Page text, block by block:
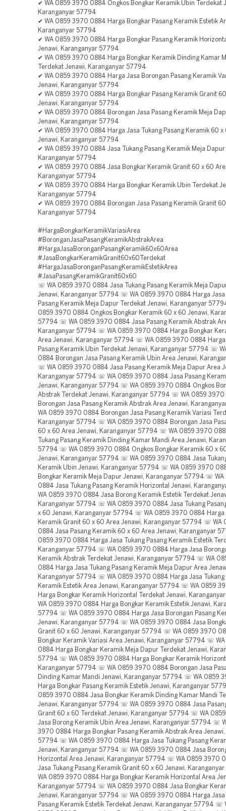
✔ WA 0859 3970 0884 Ongkos Bongkar Keramik Ubin Terdekat
Karanganyar 57794
✔ WA 0859 3970 0884 Harga Bongkar Pasang Keramik Estetik
Karanganyar 57794
✔ WA 0859 3970 0884 Harga Bongkar Pasang Keramik
Jenawi, Karanganyar 57794
✔ WA 0859 3970 0884 Harga Bongkar Keramik Dinding Kamar
Terdekat Jenawi, Karanganyar 57794
✔ WA 0859 3970 0884 Harga Jasa Borongan Pasang Keramik
Jenawi, Karanganyar 57794
✔ WA 0859 3970 0884 Harga Bongkar Pasang Keramik Granit
Jenawi, Karanganyar 57794
✔ WA 0859 3970 0884 Borongan Jasa Pasang Keramik Meja
Jenawi, Karanganyar 57794
✔ WA 0859 3970 0884 Harga Jasa Tukang Pasang Keramik 60 x
Jenawi, Karanganyar 57794
✔ WA 0859 3970 0884 Jasa Tukang Pasang Keramik Meja Dapur
Karanganyar 57794
✔ WA 0859 3970 0884 Jasa Bongkar Keramik Granit 60 x 60
Karanganyar 57794
✔ WA 0859 3970 0884 Harga Bongkar Keramik Ubin Terdekat
Karanganyar 57794
✔ WA 0859 3970 0884 Borongan Jasa Pasang Keramik Granit
Karanganyar 57794
#HargaBongkarKeramikVariasiArea
#BoronganJasaPasangKeramikAbstrakArea
#HargaJasaBoronganPasangKeramik60x60Area
#JasaBongkarKeramikGranit60x60Terdekat
#HargaJasaBoronganPasangKeramikEstetikArea
#JasaPasangKeramikGranit60x60
☏ WA 0859 3970 0884 Jasa Tukang Pasang Keramik Meja
Jenawi, Karanganyar 57794 ☏ WA 0859 3970 0884 Harga Jasa
Pasang Keramik Meja Dapur Terdekat Jenawi, Karanganyar
0859 3970 0884 Ongkos Bongkar Keramik 60 x 60 Jenawi,
57794 ☏ WA 0859 3970 0884 Jasa Pasang Keramik Abstrak
Karanganyar 57794 ☏ WA 0859 3970 0884 Harga Bongkar
Area Jenawi, Karanganyar 57794 ☏ WA 0859 3970 0884 Harga
Pasang Keramik Ubin Terdekat Jenawi, Karanganyar 57794 ☏
0884 Borongan Jasa Pasang Keramik Ubin Area Jenawi,
☏ WA 0859 3970 0884 Jasa Pasang Keramik Meja Dapur Area
Karanganyar 57794 ☏ WA 0859 3970 0884 Jasa Pasang
Jenawi, Karanganyar 57794 ☏ WA 0859 3970 0884 Ongkos
Abstrak Terdekat Jenawi, Karanganyar 57794 ☏ WA 0859
Borongan Jasa Pasang Keramik Abstrak Area Jenawi,
WA 0859 3970 0884 Borongan Jasa Pasang Keramik Variasi
Karanganyar 57794 ☏ WA 0859 3970 0884 Borongan Jasa
60 x 60 Area Jenawi, Karanganyar 57794 ☏ WA 0859 3970
Tukang Pasang Keramik Dinding Kamar Mandi Area Jenawi,
57794 ☏ WA 0859 3970 0884 Ongkos Bongkar Keramik 60 x
Jenawi, Karanganyar 57794 ☏ WA 0859 3970 0884 Jasa
Keramik Ubin Jenawi, Karanganyar 57794 ☏ WA 0859 3970
Bongkar Keramik Meja Dapur Jenawi, Karanganyar 57794 ☏
0884 Jasa Tukang Pasang Keramik Horizontal Jenawi,
WA 0859 3970 0884 Jasa Borong Keramik Estetik Terdekat
Karanganyar 57794 ☏ WA 0859 3970 0884 Jasa Tukang
x 60 Jenawi, Karanganyar 57794 ☏ WA 0859 3970 0884 Harga
Keramik Granit 60 x 60 Area Jenawi, Karanganyar 57794 ☏ WA
0884 Jasa Pasang Keramik 60 x 60 Area Jenawi, Karanganyar
0859 3970 0884 Harga Jasa Tukang Pasang Keramik Estetik
Karanganyar 57794 ☏ WA 0859 3970 0884 Harga Jasa
Keramik Abstrak Terdekat Jenawi, Karanganyar 57794 ☏ WA
0884 Harga Jasa Tukang Pasang Keramik Meja Dapur Area
Karanganyar 57794 ☏ WA 0859 3970 0884 Harga Jasa Tukang
Keramik Estetik Area Jenawi, Karanganyar 57794 ☏ WA 0859
Harga Bongkar Keramik Horizontal Terdekat Jenawi,
WA 0859 3970 0884 Harga Bongkar Keramik Estetik Jenawi,
57794 ☏ WA 0859 3970 0884 Harga Jasa Borongan Pasang
Jenawi, Karanganyar 57794 ☏ WA 0859 3970 0884 Jasa
Granit 60 x 60 Jenawi, Karanganyar 57794 ☏ WA 0859 3970
Bongkar Keramik Variasi Area Jenawi, Karanganyar 57794 ☏
0884 Harga Bongkar Keramik Meja Dapur Terdekat Jenawi,
57794 ☏ WA 0859 3970 0884 Harga Bongkar Keramik
Karanganyar 57794 ☏ WA 0859 3970 0884 Borongan Jasa
Dinding Kamar Mandi Jenawi, Karanganyar 57794 ☏ WA 0859
Harga Bongkar Pasang Keramik Estetik Jenawi, Karanganyar
0859 3970 0884 Jasa Bongkar Keramik Dinding Kamar Mandi
Jenawi, Karanganyar 57794 ☏ WA 0859 3970 0884 Jasa
Granit 60 x 60 Terdekat Jenawi, Karanganyar 57794 ☏ WA
Jasa Borong Keramik Ubin Area Jenawi, Karanganyar 57794 ☏
3970 0884 Harga Bongkar Pasang Keramik Abstrak Area
57794 ☏ WA 0859 3970 0884 Harga Jasa Tukang Pasang
Jenawi, Karanganyar 57794 ☏ WA 0859 3970 0884 Jasa
Horizontal Area Jenawi, Karanganyar 57794 ☏ WA 0859 3970
Jasa Tukang Pasang Keramik Granit 60 x 60 Jenawi,
WA 0859 3970 0884 Harga Bongkar Keramik Horizontal Area
Karanganyar 57794 ☏ WA 0859 3970 0884 Jasa Bongkar
Jenawi, Karanganyar 57794 ☏ WA 0859 3970 0884 Harga Jasa
Pasang Keramik Estetik Terdekat Jenawi, Karanganyar 57794 ☏